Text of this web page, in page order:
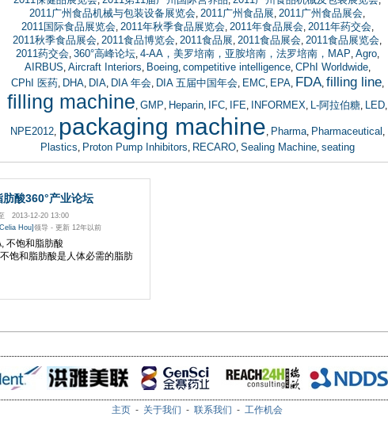
2011广州食品机械与包装设备展览会, 2011广州食品展, 2011广州食品展会,
2011国际食品展览会, 2011年秋季食品展览会, 2011年食品展会, 2011年药交会,
2011秋季食品展会, 2011食品博览会, 2011食品展, 2011食品展会, 2011食品展览会,
2011药交会, 360°高峰论坛, 4-AA，美罗培南，亚胺培南，法罗培南，MAP, Agro,
AIRBUS, Aircraft Interiors, Boeing, competitive intelligence, CPhI Worldwide,
CPhI 医药, DHA, DIA, DIA 年会, DIA 五届中国年会, EMC, EPA, FDA, filling line,
filling machine, GMP, Heparin, IFC, IFE, INFORMEX, L-阿拉伯糖, LED,
NPE2012, packaging machine, Pharma, Pharmaceutical ,
Plastics, Proton Pump Inhibitors, RECARO, Sealing Machine, seating
酸360°产业论坛
2013-12-20 13:00
Hou]领导 - 更新 12年以前
不饱和脂肪酸
和脂肪酸是人体必需的脂肪
主页 - 关于我们 - 联系我们 - 工作机会